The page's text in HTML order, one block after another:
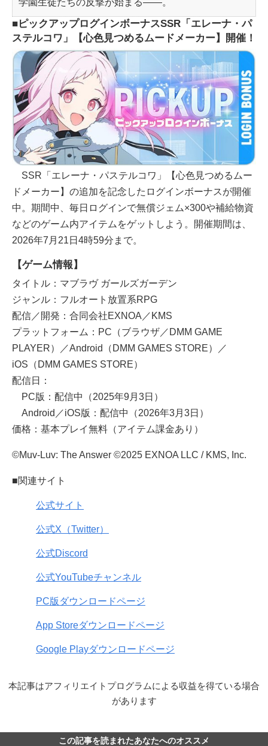
■ピックアップログインボーナスSSR「エレーナ・パ
ステルコワ」【心色見つめるムードメーカー】開催！
SSR「エレーナ・パステルコワ」【心色見つめるムー
ドメーカー】の追加を記念したログインボーナスが開催
中。期間中、毎日ログインで無償ジェム×300や補給物資
などのゲーム内アイテムをゲットしよう。開催期間は、
2026年7月21日4時59分まで。
【ゲーム情報】
タイトル：マブラヴ ガールズガーデン
ジャンル：フルオート放置系RPG
配信／開発：合同会社EXNOA／KMS
プラットフォーム：PC（ブラウザ／DMM GAME
PLAYER）／Android（DMM GAMES STORE）／
iOS（DMM GAMES STORE）
配信日：
PC版：配信中（2025年9月3日）
Android／iOS版：配信中（2026年3月3日）
価格：基本プレイ無料（アイテム課金あり）
©Muv-Luv: The Answer ©2025 EXNOA LLC / KMS, Inc.
■関連サイト
公式サイト
公式X（Twitter）
公式Discord
公式YouTubeチャンネル
PC版ダウンロードページ
App Storeダウンロードページ
Google Playダウンロードページ
本記事はアフィリエイトプログラムによる収益を得ている場合
があります
この記事を読まれたあなたへのオススメ